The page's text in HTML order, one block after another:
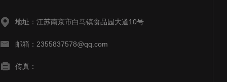
地址：江苏南京市白马镇食品园大道10号
邮箱：2355837578@qq.com
传真：